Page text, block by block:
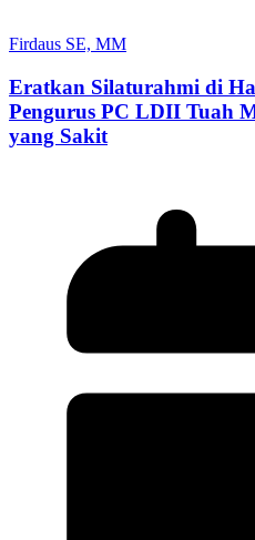
Firdaus SE, MM
Eratkan Silaturahmi di
Pengurus PC LDII Tuah
yang Sakit